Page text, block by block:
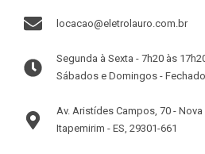
locacao@eletrolauro.com.br
Segunda à Sexta - 7h20 às
Sábados e Domingos - Fechado
Av. Aristídes Campos, 70 -
Itapemirim - ES, 29301-661